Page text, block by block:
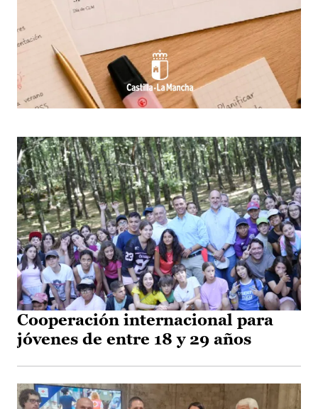
Cooperación internacional para
jóvenes de entre 18 y 29 años